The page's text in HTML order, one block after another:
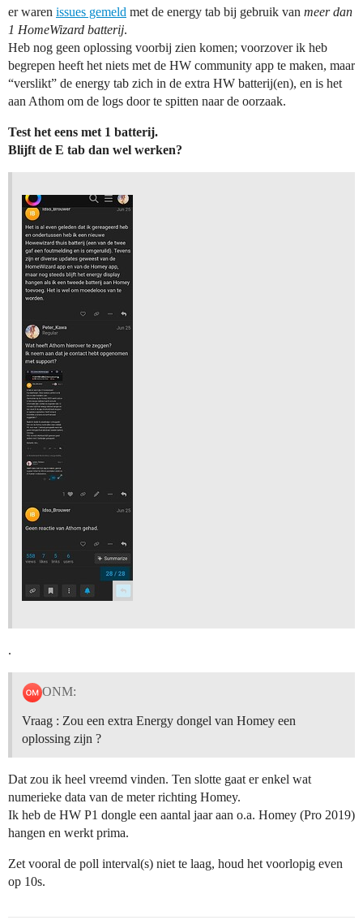
er waren issues gemeld met de energy tab bij gebruik van meer dan
1 HomeWizard batterij.
Heb nog geen oplossing voorbij zien komen; voorzover ik heb
begrepen heeft het niets met de HW community app te maken, maar
“verslikt” de energy tab zich in de extra HW batterij(en), en is het
aan Athom om de logs door te spitten naar de oorzaak.
Test het eens met 1 batterij.
Blijft de E tab dan wel werken?
.
ONM:
Vraag : Zou een extra Energy dongel van Homey een
oplossing zijn ?
Dat zou ik heel vreemd vinden. Ten slotte gaat er enkel wat
numerieke data van de meter richting Homey.
Ik heb de HW P1 dongle een aantal jaar aan o.a. Homey (Pro 2019)
hangen en werkt prima.
Zet vooral de poll interval(s) niet te laag, houd het voorlopig even
op 10s.